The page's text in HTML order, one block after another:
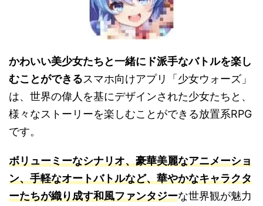
かわいい美少女たちと一緒にド派手なバトルを楽し
むことができるスマホ向けアプリ「少女ウォーズ」
は、世界の偉人を基にデザインされた少女たちと、
様々なストーリーを楽しむことができる放置系RPG
です。
ボリューミーなシナリオ、豪華美麗なアニメーショ
ン、手軽なオートバトルなど、華やかなキャラクタ
ーたちが織り成す和風ファンタジーな世界観が魅力